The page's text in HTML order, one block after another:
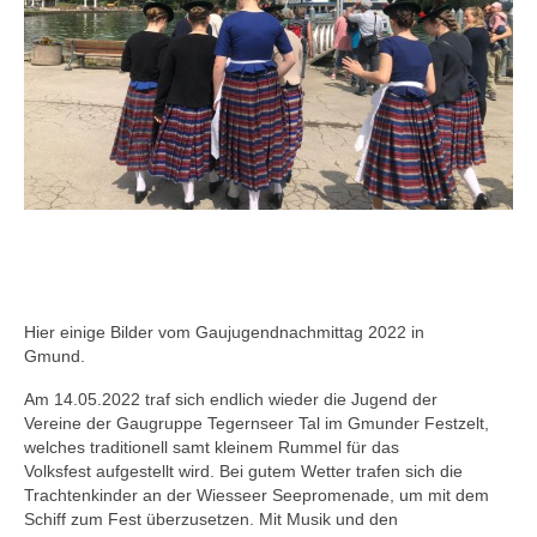
Hier einige Bilder vom Gaujugendnachmittag 2022 in
Gmund.
Am 14.05.2022 traf sich endlich wieder die Jugend der
Vereine der Gaugruppe Tegernseer Tal im Gmunder Festzelt,
welches traditionell samt kleinem Rummel für das
Volksfest aufgestellt wird. Bei gutem Wetter trafen sich die
Trachtenkinder an der Wiesseer Seepromenade, um mit dem
Schiff zum Fest überzusetzen. Mit Musik und den